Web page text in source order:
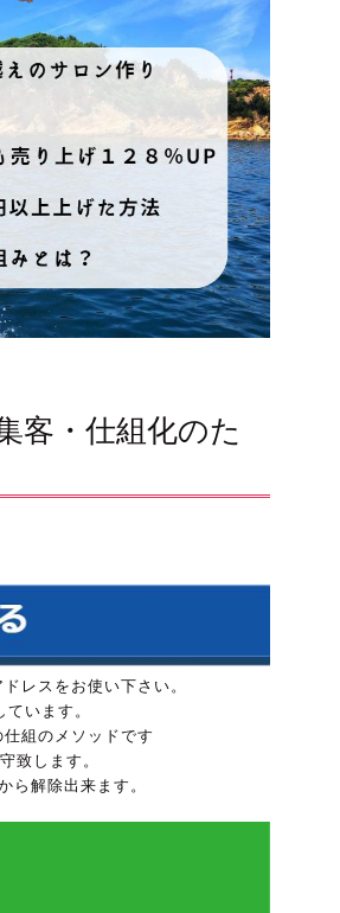
客・仕組化のた
レスをお使い下さい。
います。
組のメソッドです
致します。
解除出来ます。